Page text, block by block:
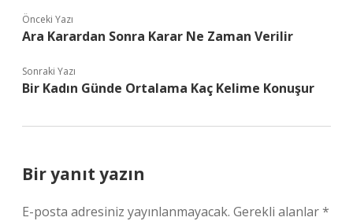
Önceki Yazı
Ara Karardan Sonra Karar Ne Zaman Verilir
Sonraki Yazı
Bir Kadın Günde Ortalama Kaç Kelime Konuşur
Bir yanıt yazın
E-posta adresiniz yayınlanmayacak. Gerekli alanlar*